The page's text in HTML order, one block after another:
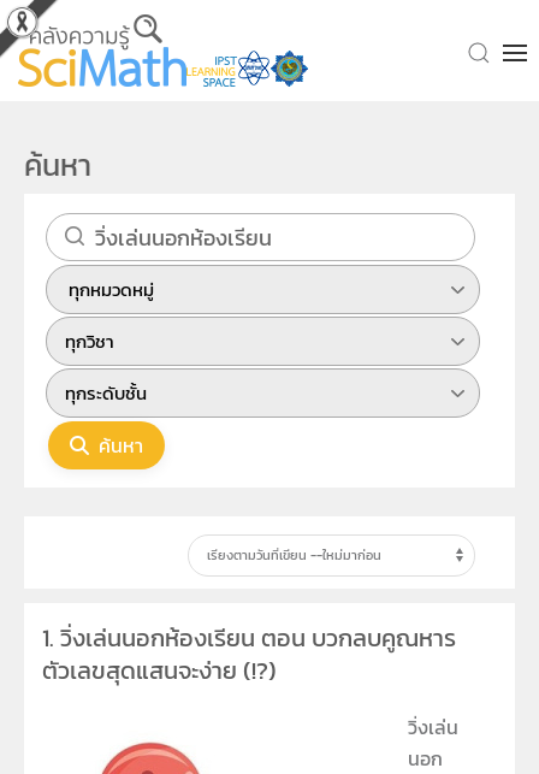
Skip to main content
ค้นหา
ค้นหา
1. วิ่งเล่นนอกห้องเรียน ตอน บวกลบคูณหาร
ตัวเลขสุดแสนจะง่าย (!?)
วิ่งเล่น
นอก